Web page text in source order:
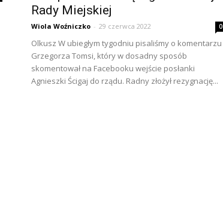
Rady Miejskiej
Wiola Woźniczko - 29 czerwca 2022 0
Olkusz W ubiegłym tygodniu pisaliśmy o komentarzu
Grzegorza Tomsi, który w dosadny sposób
skomentował na Facebooku wejście posłanki
Agnieszki Ścigaj do rządu. Radny złożył rezygnację...